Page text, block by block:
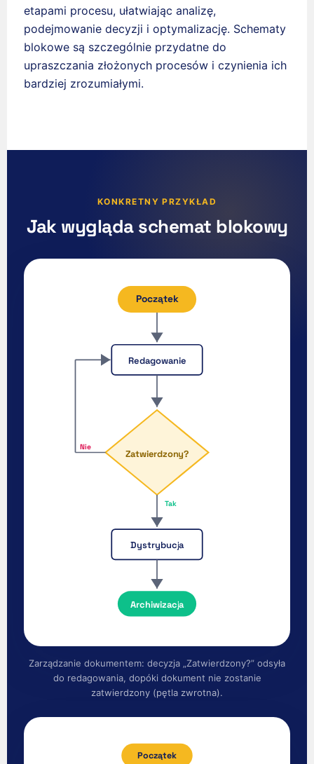
etapami procesu, ułatwiając analizę,
podejmowanie decyzji i optymalizację. Schematy
blokowe są szczególnie przydatne do
upraszczania złożonych procesów i czynienia ich
bardziej zrozumiałymi.
KONKRETNY PRZYKŁAD
Jak wygląda schemat blokowy
Początek
Redagowanie
Zatwierdzony?
Tak
Dystrybucja
Archiwizacja
Nie
Zarządzanie dokumentem: decyzja „Zatwierdzony?” odsyła
do redagowania, dopóki dokument nie zostanie
zatwierdzony (pętla zwrotna).
Początek